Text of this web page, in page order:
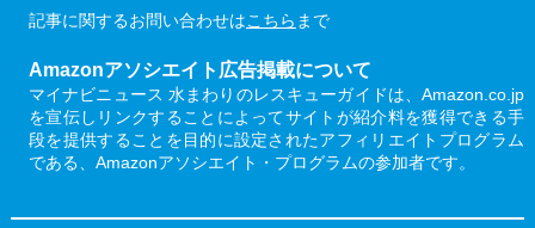
記事に関するお問い合わせはこちら まで
Amazonアソシエイト広告掲載について
マイナビニュース 水まわりのレスキューガイドは、Amazon.co.jp
を宣伝しリンクすることによってサイトが紹介料を獲得できる手
段を提供することを目的に設定されたアフィリエイトプログラム
である、Amazonアソシエイト・プログラムの参加者です。